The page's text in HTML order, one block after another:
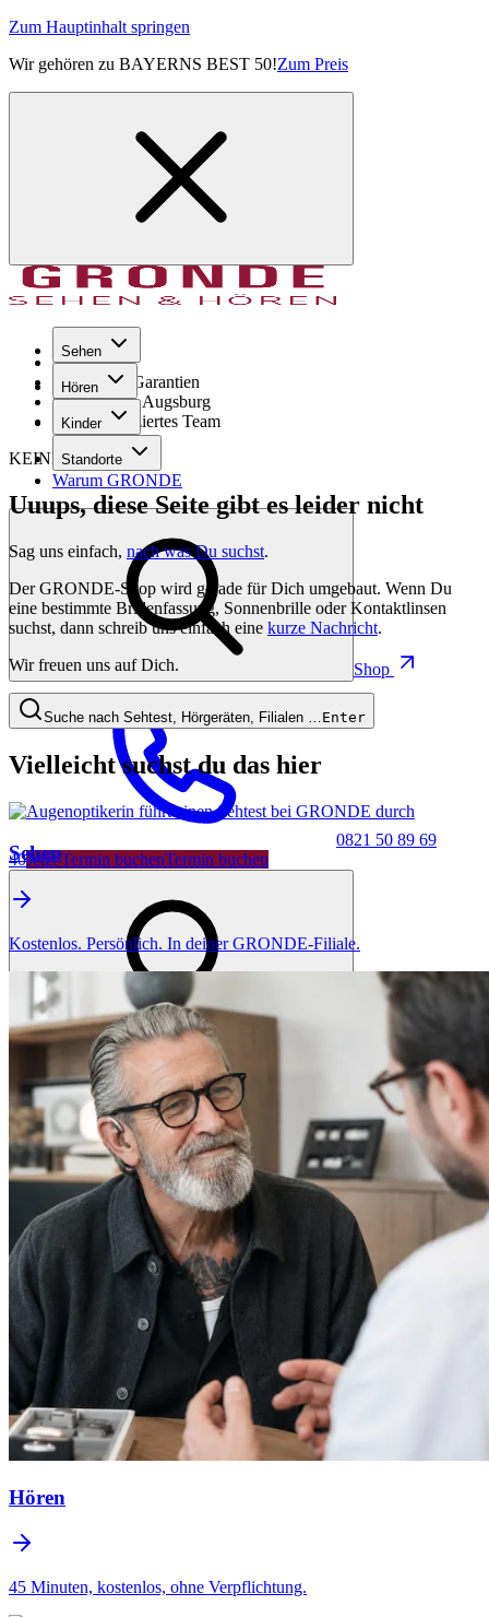
Zum Hauptinhalt springen
Wir gehören zu BAYERNS BEST 50!Zum Preis
Sehen
Hören
Kinder
Standorte
Warum GRONDE
Shop
0821 50 89 69
40Jetzt Termin buchenTermin buchen
Seit 1971
GRONDE Garantien
8× im Raum Augsburg
Hochqualifiziertes Team
KEINE SORGE!
Uuups, diese Seite gibt es leider nicht
Sag uns einfach, nach was Du suchst.
Der GRONDE-Shop wird gerade für Dich umgebaut. Wenn Du
eine bestimmte Brillenfassung, Sonnenbrille oder Kontaktlinsen
suchst, dann schreib uns einfach eine kurze Nachricht.
Wir freuen uns auf Dich.
Suche nach Sehtest, Hörgeräten, Filialen … Enter
Vielleicht suchst du das hier
Sehen
Kostenlos. Persönlich. In deiner GRONDE-Filiale.
Hören
45 Minuten, kostenlos, ohne Verpflichtung.